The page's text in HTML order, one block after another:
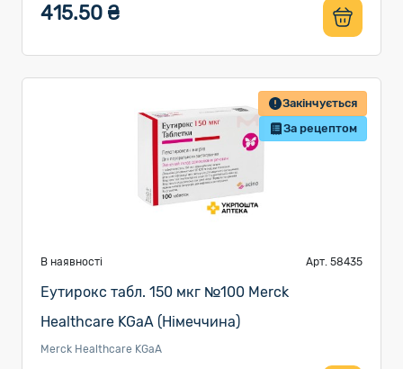
415.50 ₴
Закінчується
За рецептом
В наявності Арт. 58435
Еутирокс табл. 150 мкг №100 Merck
Healthcare KGaA (Німеччина)
Merck Healthcare KGaA